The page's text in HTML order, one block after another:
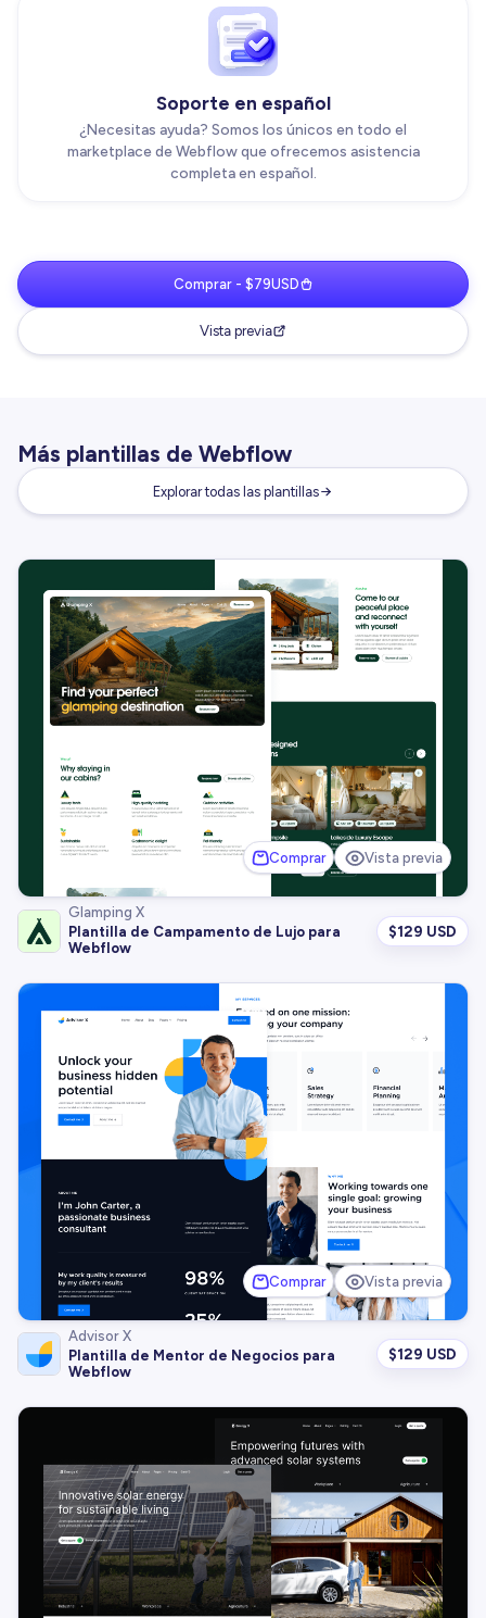
Soporte en español
¿Necesitas ayuda? Somos los únicos en todo el
marketplace de Webflow que ofrecemos asistencia
completa en español.
Comprar - $79USD
Vista previa
Más plantillas de Webflow
Explorar todas las plantillas
Comprar Vista previa
Glamping X
Plantilla de Campamento de Lujo para
Webflow
$129 USD
Comprar Vista previa
Advisor X
Plantilla de Mentor de Negocios para
Webflow
$129 USD